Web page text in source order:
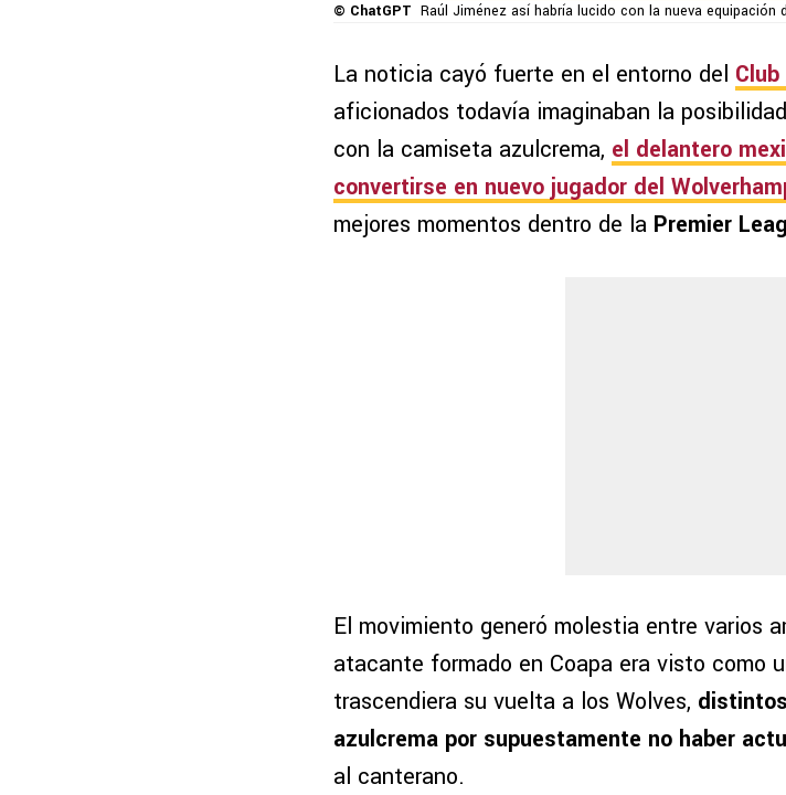
© ChatGPT Raúl Jiménez así habría lucido con la nueva equipación
La noticia cayó fuerte en el entorno del
aficionados todavía imaginaban la
con la camiseta azulcrema, el delantero
convertirse en nuevo jugador del
mejores momentos dentro de la Premier
El movimiento generó molestia entre varios
atacante formado en Coapa era visto como
trascendiera su vuelta a los Wolves,
azulcrema por supuestamente no haber
al canterano.